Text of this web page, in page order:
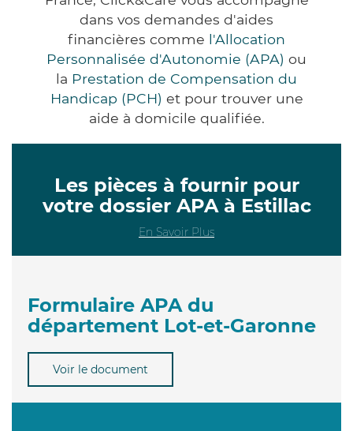
dans vos demandes d'aides
financières comme l'Allocation
Personnalisée d'Autonomie (APA) ou
la Prestation de Compensation du
Handicap (PCH) et pour trouver une
aide à domicile qualifiée.
Les pièces à fournir pour
votre dossier APA à Estillac
En Savoir Plus
Formulaire APA du
département Lot-et-Garonne
Voir le document